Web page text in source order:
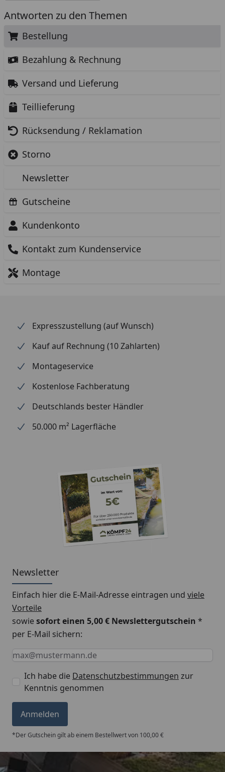
Antworten zu den Themen
Bestellung
Bezahlung & Rechnung
Versand und Lieferung
Teillieferung
Rücksendung / Reklamation
Storno
Newsletter
Gutscheine
Kundenkonto
Kontakt zum Kundenservice
Montage
Expresszustellung (auf Wunsch)
Kauf auf Rechnung (10 Zahlarten)
Montageservice
Kostenlose Fachberatung
Deutschlands bester Händler
50.000 m² Lagerfläche
Newsletter
Einfach hier die E-Mail-Adresse eintragen und viele
Vorteile
sowiesofort einen 5,00 € Newslettergutschein *
per E-Mail sichern:
Keine Eingabe erforderlich
Eingabe erforderlich
E-Mail *
Ich habe die Datenschutzbestimmungen zur
Kenntnis genommen
Anmelden
*Der Gutschein gilt ab einem Bestellwert von 100,00 €